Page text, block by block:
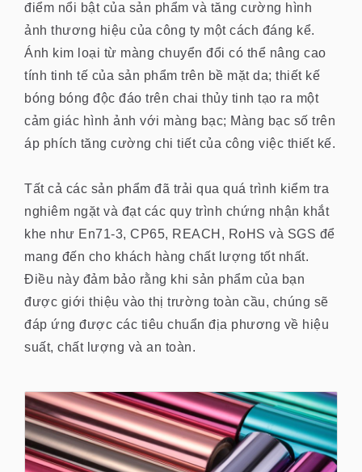
điểm nổi bật của sản phẩm và tăng cường hình
ảnh thương hiệu của công ty một cách đáng kể.
Ánh kim loại từ màng chuyển đổi có thể nâng cao
tính tinh tế của sản phẩm trên bề mặt da; thiết kế
bóng bóng độc đáo trên chai thủy tinh tạo ra một
cảm giác hình ảnh với màng bạc; Màng bạc số trên
áp phích tăng cường chi tiết của công việc thiết kế.
Tất cả các sản phẩm đã trải qua quá trình kiểm tra
nghiêm ngặt và đạt các quy trình chứng nhận khắt
khe như En71-3, CP65, REACH, RoHS và SGS để
mang đến cho khách hàng chất lượng tốt nhất.
Điều này đảm bảo rằng khi sản phẩm của bạn
được giới thiệu vào thị trường toàn cầu, chúng sẽ
đáp ứng được các tiêu chuẩn địa phương về hiệu
suất, chất lượng và an toàn.